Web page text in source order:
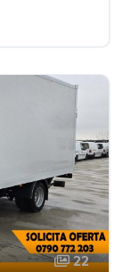
22